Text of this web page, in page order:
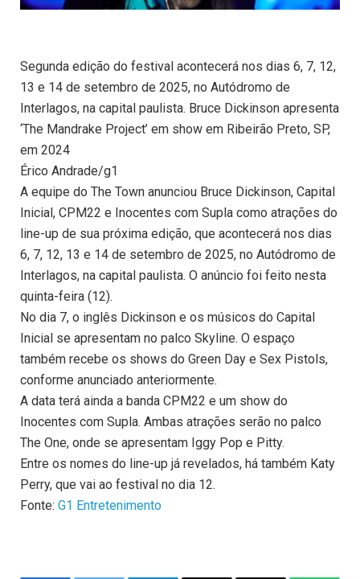
Segunda edição do festival acontecerá nos dias 6, 7, 12,
13 e 14 de setembro de 2025, no Autódromo de
Interlagos, na capital paulista. Bruce Dickinson apresenta
‘The Mandrake Project’ em show em Ribeirão Preto, SP,
em 2024
Érico Andrade/g1
A equipe do The Town anunciou Bruce Dickinson, Capital
Inicial, CPM22 e Inocentes com Supla como atrações do
line-up de sua próxima edição, que acontecerá nos dias
6, 7, 12, 13 e 14 de setembro de 2025, no Autódromo de
Interlagos, na capital paulista. O anúncio foi feito nesta
quinta-feira (12).
No dia 7, o inglês Dickinson e os músicos do Capital
Inicial se apresentam no palco Skyline. O espaço
também recebe os shows do Green Day e Sex Pistols,
conforme anunciado anteriormente.
A data terá ainda a banda CPM22 e um show do
Inocentes com Supla. Ambas atrações serão no palco
The One, onde se apresentam Iggy Pop e Pitty.
Entre os nomes do line-up já revelados, há também Katy
Perry, que vai ao festival no dia 12.
Fonte: G1 Entretenimento